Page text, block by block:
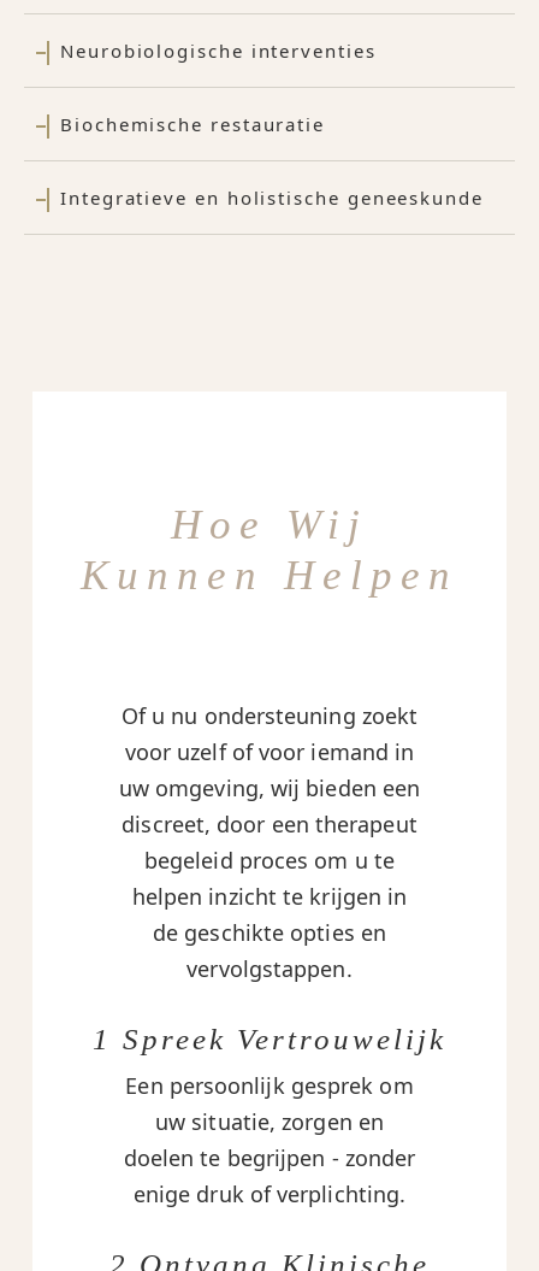
Neurobiologische interventies
Biochemische restauratie
Integratieve en holistische geneeskunde
Hoe Wij
Kunnen Helpen
Of u nu ondersteuning zoekt
voor uzelf of voor iemand in
uw omgeving, wij bieden een
discreet, door een therapeut
begeleid proces om u te
helpen inzicht te krijgen in
de geschikte opties en
vervolgstappen.
1 Spreek Vertrouwelijk
Een persoonlijk gesprek om
uw situatie, zorgen en
doelen te begrijpen - zonder
enige druk of verplichting.